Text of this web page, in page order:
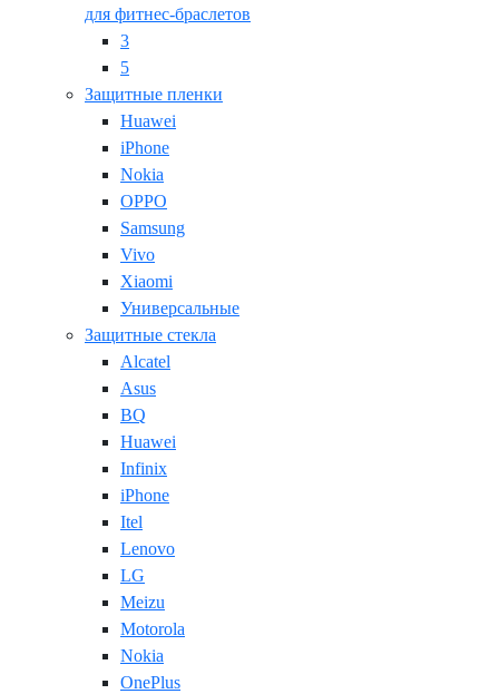
для фитнес-браслетов
3
5
Защитные пленки
Huawei
iPhone
Nokia
OPPO
Samsung
Vivo
Xiaomi
Универсальные
Защитные стекла
Alcatel
Asus
BQ
Huawei
Infinix
iPhone
Itel
Lenovo
LG
Meizu
Motorola
Nokia
OnePlus